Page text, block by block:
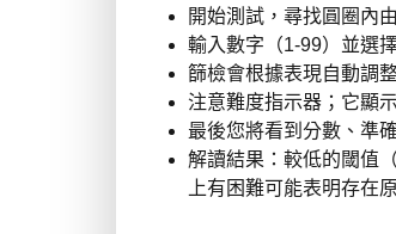
開始測試，尋找圓圈內
輸入數字（1-99）並選
篩檢會根據表現自動調
注意難度指示器；它顯
最後您將看到分數、準
解讀結果：較低的閾值
上有困難可能表明存在